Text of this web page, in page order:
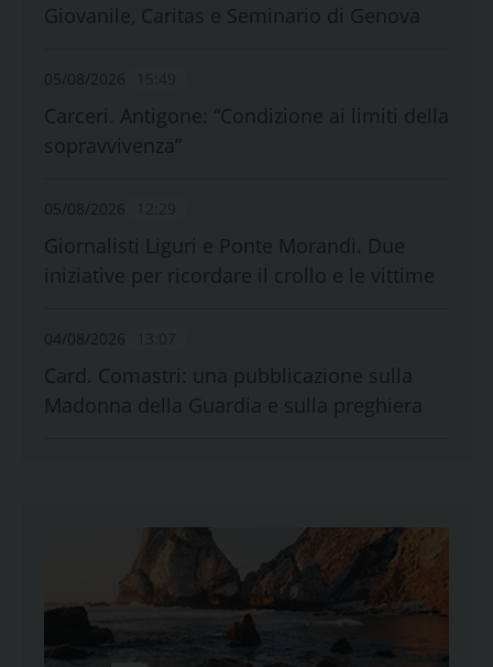
Giovanile, Caritas e Seminario di Genova
05/08/2026
Carceri. Antigone: “Condizione ai limiti della
sopravvivenza”
05/08/2026
Giornalisti Liguri e Ponte Morandi. Due
iniziative per ricordare il crollo e le vittime
04/08/2026
Card. Comastri: una pubblicazione sulla
Madonna della Guardia e sulla preghiera